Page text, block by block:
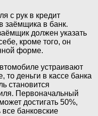
с рук в кредит
заёмщика в банк.
должен указать
кроме того, он
форме.
устраивают
то деньги в кассе банка
становится
Первоначальный
достигать 50%,
все банковские